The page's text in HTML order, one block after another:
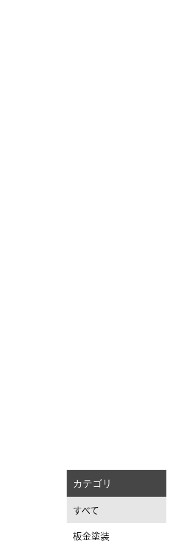
カテゴリ
すべて
板金塗装